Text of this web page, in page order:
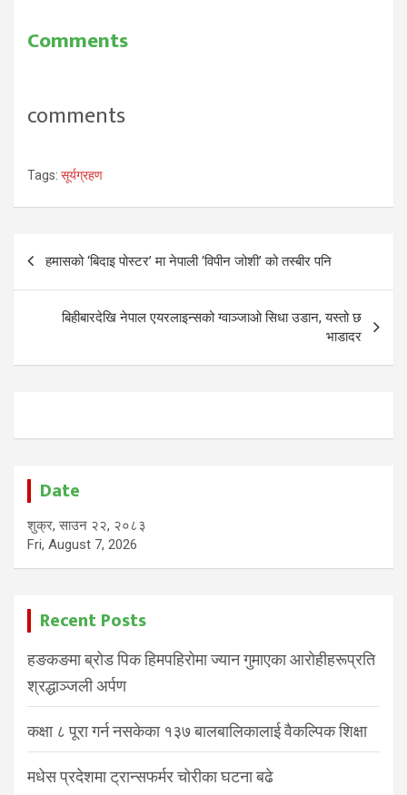
Comments
comments
Tags: सूर्यग्रहण
Post
navigation
हमासको ‘बिदाइ पोस्टर’ मा नेपाली ‘विपीन जोशी’ को तस्बीर पनि
बिहीबारदेखि नेपाल एयरलाइन्सको ग्वाञ्जाओ सिधा उडान, यस्तो छ
भाडादर
Date
शुक्र, साउन २२, २०८३
Fri, August 7, 2026
Recent Posts
हङकङमा ब्रोड पिक हिमपहिरोमा ज्यान गुमाएका आरोहीहरूप्रति
श्रद्धाञ्जली अर्पण
कक्षा ८ पूरा गर्न नसकेका १३७ बालबालिकालाई वैकल्पिक शिक्षा
मधेस प्रदेशमा ट्रान्सफर्मर चोरीका घटना बढे